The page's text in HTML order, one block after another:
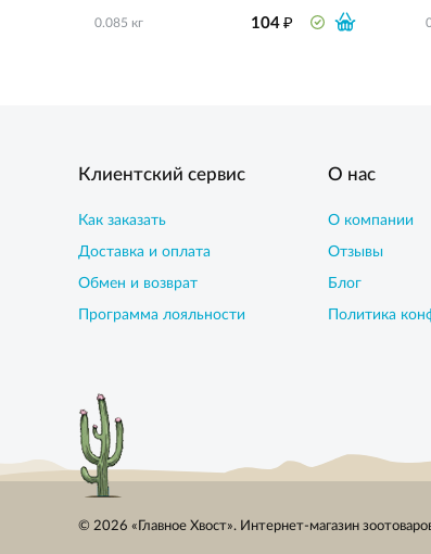
0.085 кг 104₽
Клиентский сервис
Как заказать
Доставка и оплата
Обмен и возврат
Программа лояльности
О нас
О компании
Отзывы
Блог
Политика
© 2026 «Главное Хвост». Интернет-магазин